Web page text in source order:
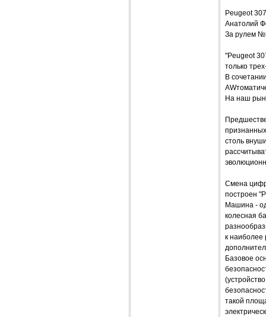
Peugeot
Анатолий
За рулем
"Peugeot
только
В
На наш
столь
Смена
построен
Машина -
колесная
к наиболее
Базовое
такой